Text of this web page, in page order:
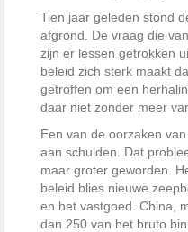
Tien jaar geleden stond
afgrond. De vraag die
zijn er lessen getrokken
beleid zich sterk maakt
getroffen om een
daar niet zonder meer
Een van de oorzaken
aan schulden. Dat
maar groter geworden.
beleid blies nieuwe
en het vastgoed. China,
dan 250 van het bruto